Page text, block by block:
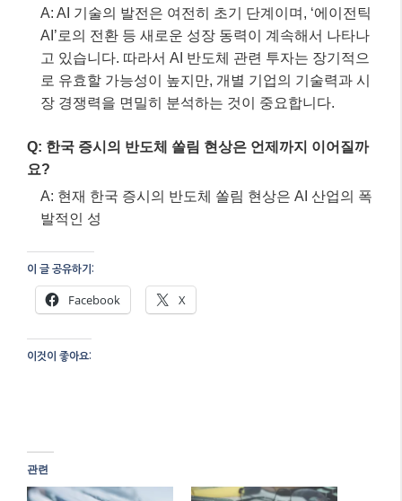
A: AI 기술의 발전은 여전히 초기 단계이며, ‘에이전틱
AI’로의 전환 등 새로운 성장 동력이 계속해서 나타나
고 있습니다. 따라서 AI 반도체 관련 투자는 장기적으
로 유효할 가능성이 높지만, 개별 기업의 기술력과 시
장 경쟁력을 면밀히 분석하는 것이 중요합니다.
Q: 한국 증시의 반도체 쏠림 현상은 언제까지 이어질까
요?
A: 현재 한국 증시의 반도체 쏠림 현상은 AI 산업의 폭
발적인 성
이 글 공유하기:
Facebook X
이것이 좋아요:
관련